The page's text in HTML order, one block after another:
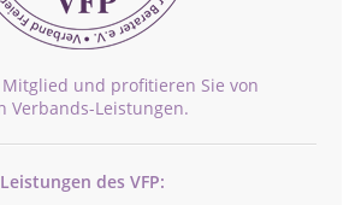
und profitieren Sie von
Verbands-Leistungen.
Leistungen des VFP: